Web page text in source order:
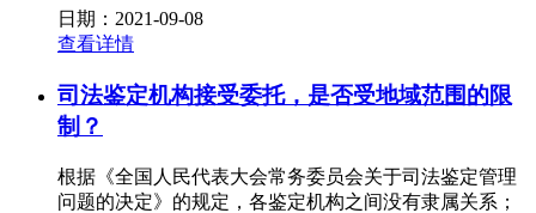
日期：2021-09-08
查看详情
司法鉴定机构接受委托，是否受地域范围的限
制？
根据《全国人民代表大会常务委员会关于司法鉴定管理
问题的决定》的规定，各鉴定机构之间没有隶属关系；